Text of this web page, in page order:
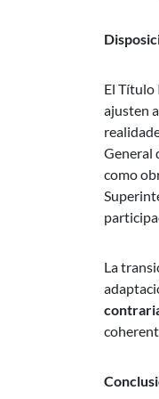
El Título
ajusten
General
como
La